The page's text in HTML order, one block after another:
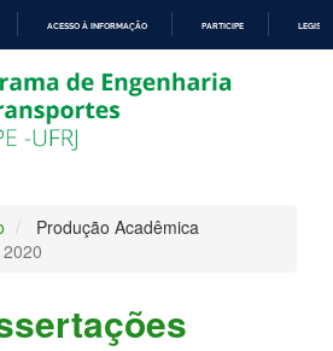
PARA
O
CONTEÚDO
ACESSO À INFORMAÇÃO PARTICIPE
Produção Acadêmica
2020